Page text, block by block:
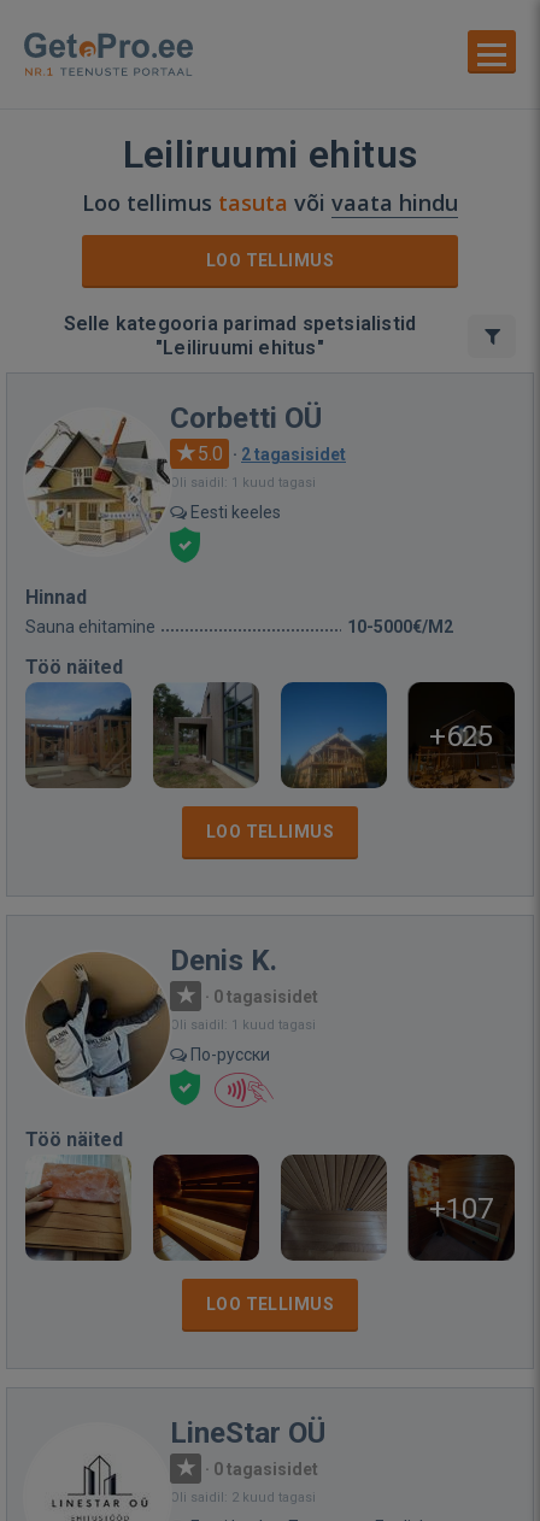
Leiliruumi ehitus
Loo tellimus tasuta või vaata hindu
LOO TELLIMUS
Selle kategooria parimad spetsialistid
"Leiliruumi ehitus"
Corbetti OÜ
5.0 · 2 tagasisidet
Oli saidil: 1 kuud tagasi
Eesti keeles
Hinnad
Sauna ehitamine 10-5000€/M2
Töö näited
+625
LOO TELLIMUS
Denis K.
· 0 tagasisidet
Oli saidil: 1 kuud tagasi
По-русски
Töö näited
+107
LOO TELLIMUS
LineStar OÜ
· 0 tagasisidet
Oli saidil: 2 kuud tagasi